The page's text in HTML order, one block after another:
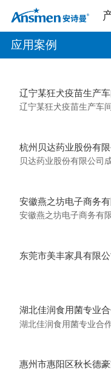
应用案例
辽宁某狂犬疫苗生产
辽宁某狂犬疫苗生产车
贝达药业股份有限公司
安徽燕之坊电子商务有
湖北佳润食用菌专业合